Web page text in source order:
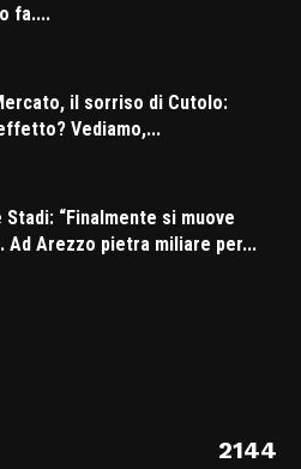
fa....
il sorriso di Cutolo:
Vediamo,...
Stadi: “Finalmente si muove
Ad Arezzo pietra miliare per...
2144